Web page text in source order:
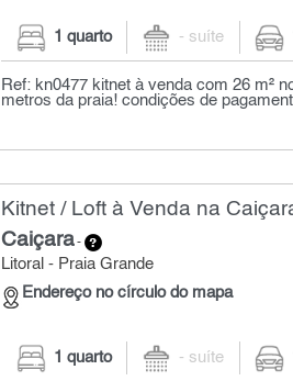
1 quarto - suíte
Ref: kn0477 kitnet à venda com 26 m²
metros da praia! condições de
Kitnet / Loft à Venda na
Caiçara-
Litoral - Praia Grande
Endereço no círculo do mapa
1 quarto - suíte